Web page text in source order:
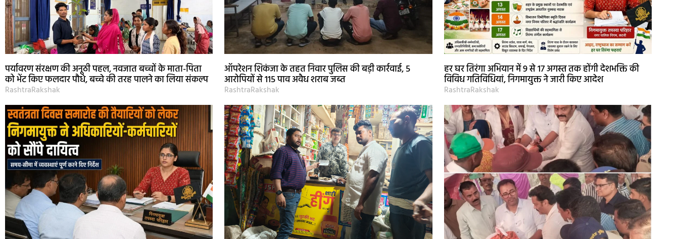
पर्यावरण संरक्षण की अनूठी पहल, नवजात बच्चों के माता-पिता
को भेंट किए फलदार पौधे, बच्चे की तरह पालने का लिया संकल्प
RashtraRakshak
ऑपरेशन शिकंजा के तहत निवार पुलिस की बड़ी कार्रवाई, 5
आरोपियों से 115 पाव अवैध शराब जब्त
RashtraRakshak
हर घर तिरंगा अभियान में 9 से 17 अगस्त तक होंगी देशभक्ति की
विविध गतिविधियां, निगमायुक्त ने जारी किए आदेश
RashtraRakshak